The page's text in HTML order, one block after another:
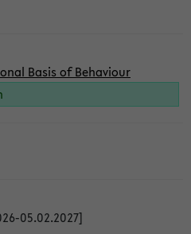
Basis of Behaviour
05.02.2027]